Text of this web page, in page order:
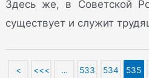
Здесь же, в Советской
существует и служит
< <<< … 533 534 535